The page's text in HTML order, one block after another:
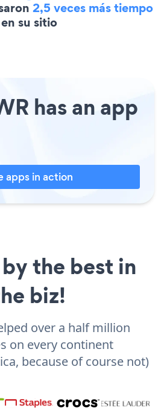
2,5 veces más tiempo
en su sitio
has an app
apps in action
the best in
biz!
over a half million
on every continent
because of course not)